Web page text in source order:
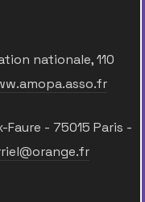
nationale, 110
Faure - 75015 Paris -